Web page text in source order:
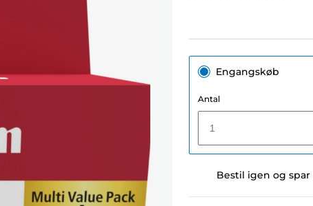
Engangskøb
Antal
1
Bestil igen og spar